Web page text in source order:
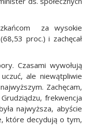
za wysokie
proc.) i zachęcał
Czasami wywołują
ale niewątpliwie
Zachęcam,
frekwencja
najwyższa, abyście
które decydują o tym,